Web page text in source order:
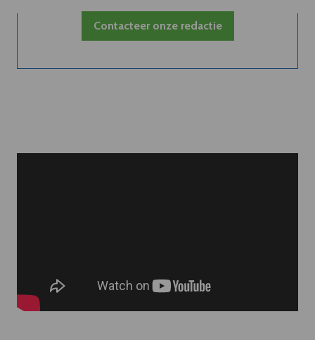
Contacteer onze redactie